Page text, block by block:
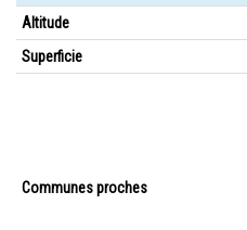
Altitude
Superficie
Communes proches